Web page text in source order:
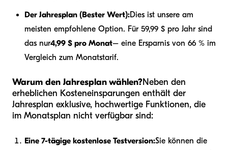
Der Jahresplan (Bester Wert):Dies ist unsere am
meisten empfohlene Option. Für 59,99 $ pro Jahr sind
das nur4,99 $ pro Monat– eine Ersparnis von 66 % im
Vergleich zum Monatstarif.
Warum den Jahresplan wählen?Neben den
erheblichen Kosteneinsparungen enthält der
Jahresplan exklusive, hochwertige Funktionen, die
im Monatsplan nicht verfügbar sind:
Eine 7-tägige kostenlose Testversion:Sie können die